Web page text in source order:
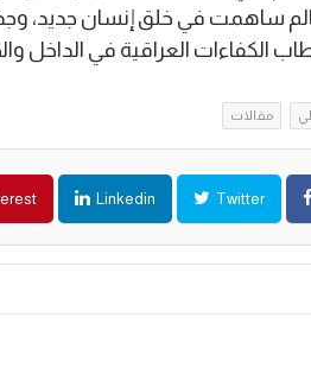
ساهمت في خلق إنسان جديد،
الكفاءات العراقية في الداخل
مقالات
Twitter
Linkedin